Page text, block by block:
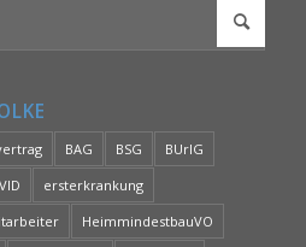
BAG BSG
BUrlG
ersterkrankung
HeimmindestbauVO